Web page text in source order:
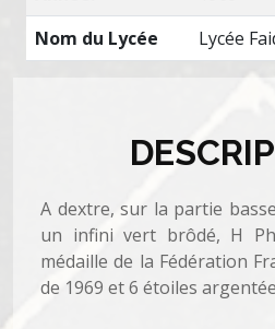
Nom du Lycée
Lycée
A dextre, sur la partie
un infini vert brôdé, H
médaille de la Fédération
de 1969 et 6 étoiles